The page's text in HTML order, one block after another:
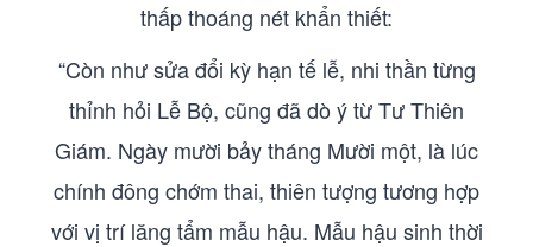
thấp thoáng nét khẩn thiết:
“Còn như sửa đổi kỳ hạn tế lễ, nhi thần từng
thỉnh hỏi Lễ Bộ, cũng đã dò ý từ Tư Thiên
Giám. Ngày mười bảy tháng Mười một, là lúc
chính đông chớm thai, thiên tượng tương hợp
với vị trí lăng tẩm mẫu hậu. Mẫu hậu sinh thời